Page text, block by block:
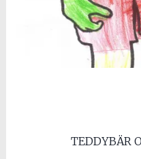
TEDDYBÄR